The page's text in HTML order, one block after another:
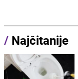
/ Najčitanije